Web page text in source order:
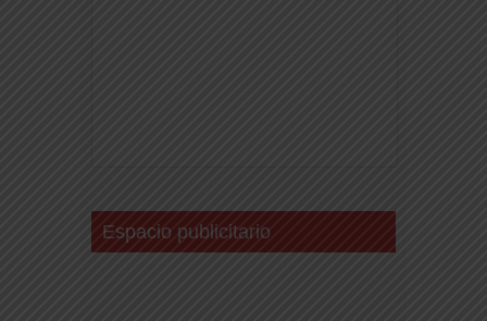
Espacio publicitario